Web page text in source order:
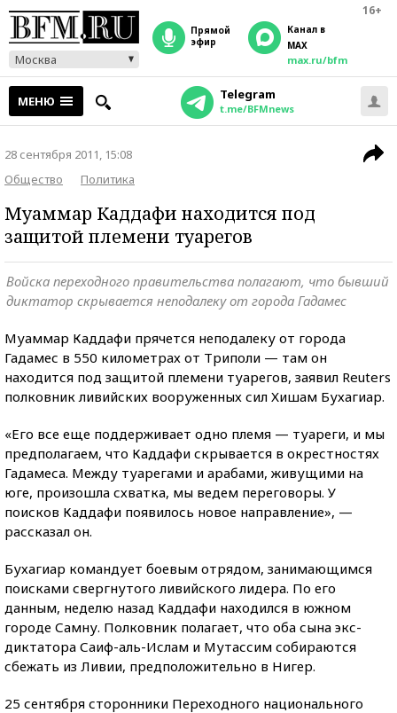
16+
Москва
прямой
эфир
Канал в
MAX
max.ru/bfm
МЕНЮ Telegram
t.me/BFMnews
28 сентября 2011, 15:08
Общество
Политика
Муаммар Каддафи находится под
защитой племени туарегов
Войска переходного правительства полагают, что бывший
диктатор скрывается неподалеку от города Гадамес
Муаммар Каддафи прячется неподалеку от города
Гадамес в 550 километрах от Триполи — там он
находится под защитой племени туарегов, заявил Reuters
полковник ливийских вооруженных сил Хишам Бухагиар.
«Его все еще поддерживает одно племя — туареги, и мы
предполагаем, что Каддафи скрывается в окрестностях
Гадамеса. Между туарегами и арабами, живущими на
юге, произошла схватка, мы ведем переговоры. У
поисков Каддафи появилось новое направление», —
рассказал он.
Бухагиар командует боевым отрядом, занимающимся
поисками свергнутого ливийского лидера. По его
данным, неделю назад Каддафи находился в южном
городе Самну. Полковник полагает, что оба сына экс-
диктатора Саиф-аль-Ислам и Мутассим собираются
сбежать из Ливии, предположительно в Нигер.
25 сентября сторонники Переходного национального